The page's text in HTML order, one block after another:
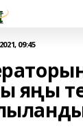
09:45
яңы